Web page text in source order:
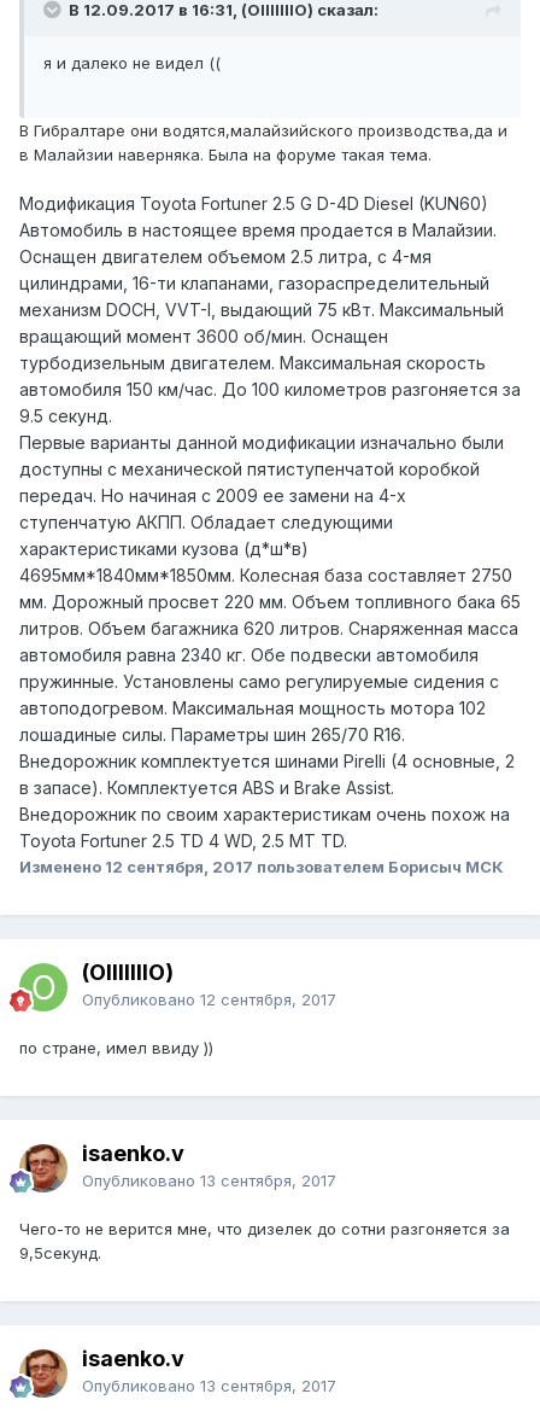
В 12.09.2017 в 16:31, (OIIIIIIIO) сказал:
я и далеко не видел ((
В Гибралтаре они водятся,малайзийского производства,да и
в Малайзии наверняка. Была на форуме такая тема.
Модификация Toyota Fortuner 2.5 G D-4D Diesel (KUN60)
Автомобиль в настоящее время продается в Малайзии.
Оснащен двигателем объемом 2.5 литра, с 4-мя
цилиндрами, 16-ти клапанами, газораспределительный
механизм DOCH, VVT-I, выдающий 75 кВт. Максимальный
вращающий момент 3600 об/мин. Оснащен
турбодизельным двигателем. Максимальная скорость
автомобиля 150 км/час. До 100 километров разгоняется за
9.5 секунд.
Первые варианты данной модификации изначально были
доступны с механической пятиступенчатой коробкой
передач. Но начиная с 2009 ее замени на 4-х
ступенчатую АКПП. Обладает следующими
характеристиками кузова (д*ш*в)
4695мм*1840мм*1850мм. Колесная база составляет 2750
мм. Дорожный просвет 220 мм. Объем топливного бака 65
литров. Объем багажника 620 литров. Снаряженная масса
автомобиля равна 2340 кг. Обе подвески автомобиля
пружинные. Установлены само регулируемые сидения с
автоподогревом. Максимальная мощность мотора 102
лошадиные силы. Параметры шин 265/70 R16.
Внедорожник комплектуется шинами Pirelli (4 основные, 2
в запасе). Комплектуется ABS и Brake Assist.
Внедорожник по своим характеристикам очень похож на
Toyota Fortuner 2.5 TD 4 WD, 2.5 MT TD.
Изменено 12 сентября, 2017 пользователем Борисыч МСК
(OIIIIIIIO)
Опубликовано 12 сентября, 2017
по стране, имел ввиду ))
isaenko.v
Опубликовано 13 сентября, 2017
Чего-то не верится мне, что дизелек до сотни разгоняется за
9,5секунд.
isaenko.v
Опубликовано 13 сентября, 2017